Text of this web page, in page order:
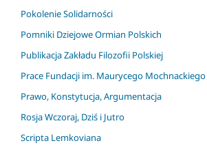
Pokolenie Solidarności
Pomniki Dziejowe Ormian Polskich
Publikacja Zakładu Filozofii Polskiej
Prace Fundacji im. Maurycego Mochnackiego
Prawo, Konstytucja, Argumentacja
Rosja Wczoraj, Dziś i Jutro
Scripta Lemkoviana